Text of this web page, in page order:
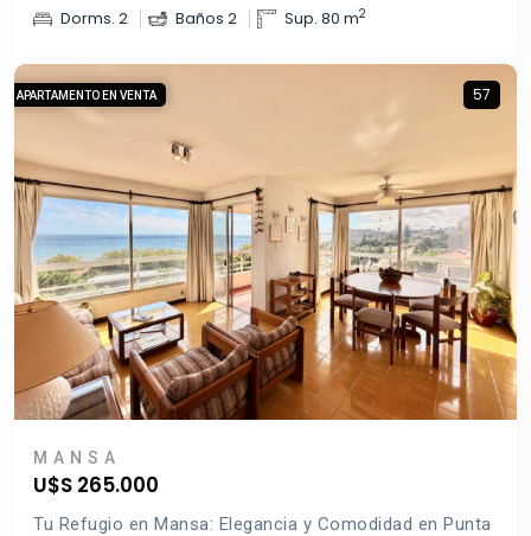
Dorms. 2 Baños 2 Sup. 80 m2
APARTAMENTO EN VENTA 57
MANSA
U$S 265.000
Tu Refugio en Mansa: Elegancia y Comodidad en Punta